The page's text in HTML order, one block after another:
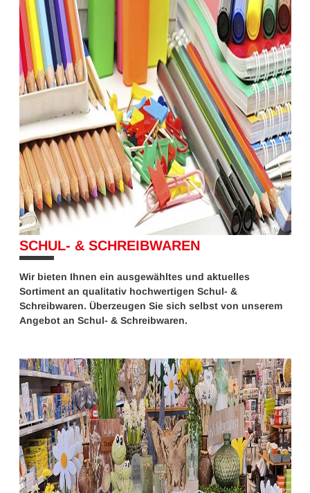
SCHUL- & SCHREIBWAREN
Wir bieten Ihnen ein ausgewähltes und aktuelles
Sortiment an qualitativ hochwertigen Schul- &
Schreibwaren. Überzeugen Sie sich selbst von unserem
Angebot an Schul- & Schreibwaren.